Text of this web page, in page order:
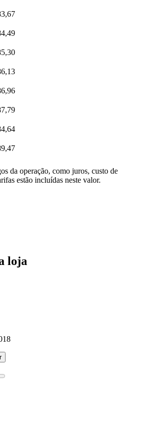
da operação, como juros, custo de
estão incluídas neste valor.
loja